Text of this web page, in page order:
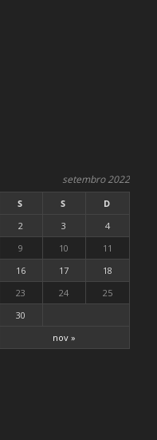
setembro 2022
S S D
nov »
2 3
4
9 10
11
16 17
18
23 24
25
30